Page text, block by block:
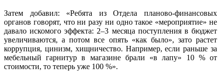
Затем добавил: «Ребята из Отдела планово-финансовых
органов говорят, что ни разу ни одно такое «мероприятие» не
давало искомого эффекта: 2–3 месяца поступления в бюджет
увеличиваются, а потом все опять «как было», зато растет
коррупция, цинизм, хищничество. Например, если раньше за
мебельный гарнитур в магазине брали «в лапу» 10 % от
стоимости, то теперь уже 100 %».